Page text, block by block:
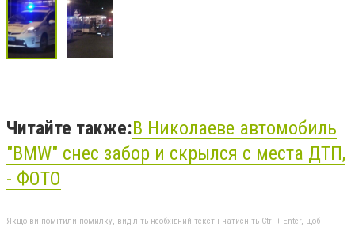
Читайте также:В Николаеве автомобиль
"BMW" снес забор и скрылся с места ДТП,
- ФОТО
Якщо ви помітили помилку, виділіть необхідний текст і натисніть Ctrl + Enter, щоб